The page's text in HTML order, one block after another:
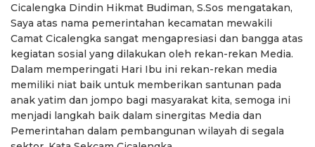
Cicalengka Dindin Hikmat Budiman, S.Sos mengatakan,
Saya atas nama pemerintahan kecamatan mewakili
Camat Cicalengka sangat mengapresiasi dan bangga atas
kegiatan sosial yang dilakukan oleh rekan-rekan Media.
Dalam memperingati Hari Ibu ini rekan-rekan media
memiliki niat baik untuk memberikan santunan pada
anak yatim dan jompo bagi masyarakat kita, semoga ini
menjadi langkah baik dalam sinergitas Media dan
Pemerintahan dalam pembangunan wilayah di segala